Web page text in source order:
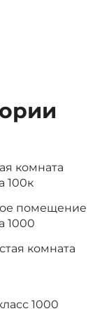
комната
100к
помещение
1000
комната
1000